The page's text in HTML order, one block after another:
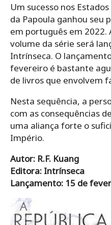
Um sucesso nos
da Papoula ganhou seu
em português em 2022.
volume da série será
Intrínseca. O
fevereiro é bastante
de livros que envolvem
Nesta sequência, a
com as consequências
uma aliança forte o
Império.
Autor: R.F. Kuang
Editora: Intrínseca
Lançamento: 15 de